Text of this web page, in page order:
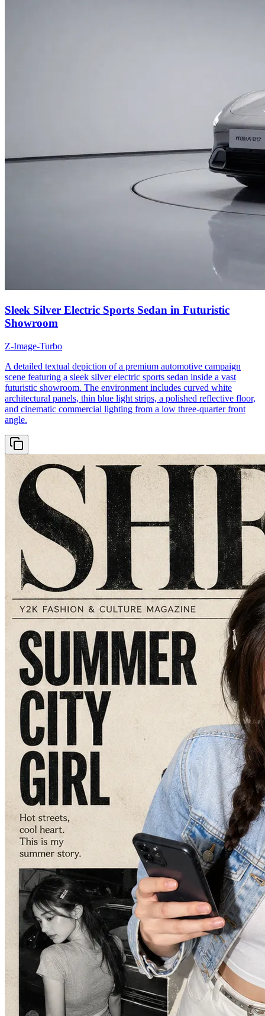
Sleek Silver Electric Sports Sedan in Futuristic
Showroom
Z-Image-Turbo
A detailed textual depiction of a premium automotive campaign
scene featuring a sleek silver electric sports sedan inside a vast
futuristic showroom. The environment includes curved white
architectural panels, thin blue light strips, a polished reflective floor,
and cinematic commercial lighting from a low three-quarter front
angle.